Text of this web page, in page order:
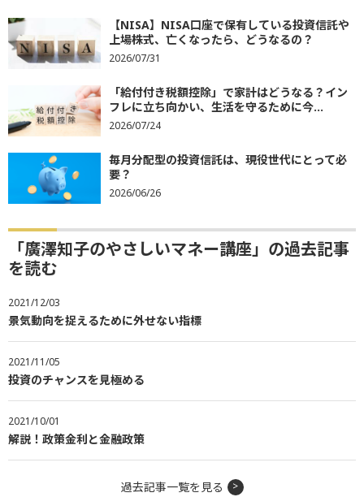
【NISA】NISA口座で保有している投資信託や
上場株式、亡くなったら、どうなるの？
2026/07/31
「給付付き税額控除」で家計はどうなる？イン
フレに立ち向かい、生活を守るために今...
2026/07/24
毎月分配型の投資信託は、現役世代にとって必
要？
2026/06/26
「廣澤知子のやさしいマネー講座」の過去記事
を読む
2021/12/03
景気動向を捉えるために外せない指標
2021/11/05
投資のチャンスを見極める
2021/10/01
解説！政策金利と金融政策
過去記事一覧を見る